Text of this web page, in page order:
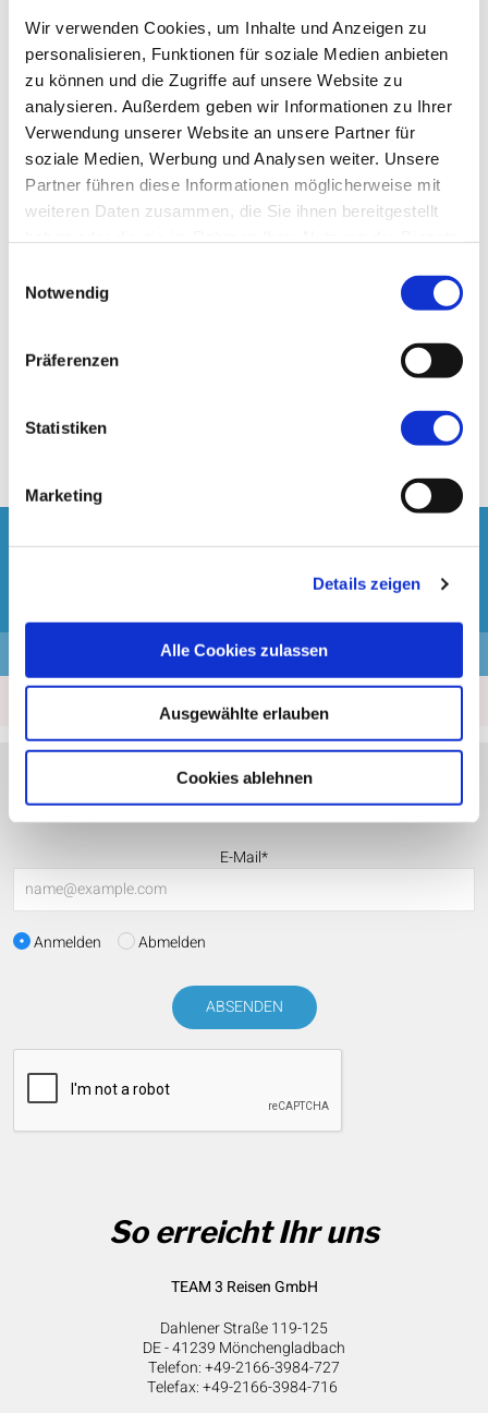
Wir verwenden Cookies, um Inhalte und Anzeigen zu
personalisieren, Funktionen für soziale Medien anbieten
zu können und die Zugriffe auf unsere Website zu
analysieren. Außerdem geben wir Informationen zu Ihrer
Verwendung unserer Website an unsere Partner für
soziale Medien, Werbung und Analysen weiter. Unsere
Partner führen diese Informationen möglicherweise mit
weiteren Daten zusammen, die Sie ihnen bereitgestellt
Notwendig
Präferenzen
Statistiken
Marketing
Details zeigen
Alle Cookies zulassen
Ausgewählte erlauben
Cookies ablehnen
1 2
Zimmerart
WEITERE WENIGER
Gutschein
PRÜFEN
Achtung:
Beendigung der Buchung online hinzugebucht
+49 2166 39 84 727
Newsletter
E-Mail*
Anmelden Abmelden
ABSENDEN
So erreicht Ihr uns
TEAM 3 Reisen GmbH
Dahlener Straße 119-125
DE - 41239 Mönchengladbach
Telefon: +49-2166-3984-727
Telefax: +49-2166-3984-716